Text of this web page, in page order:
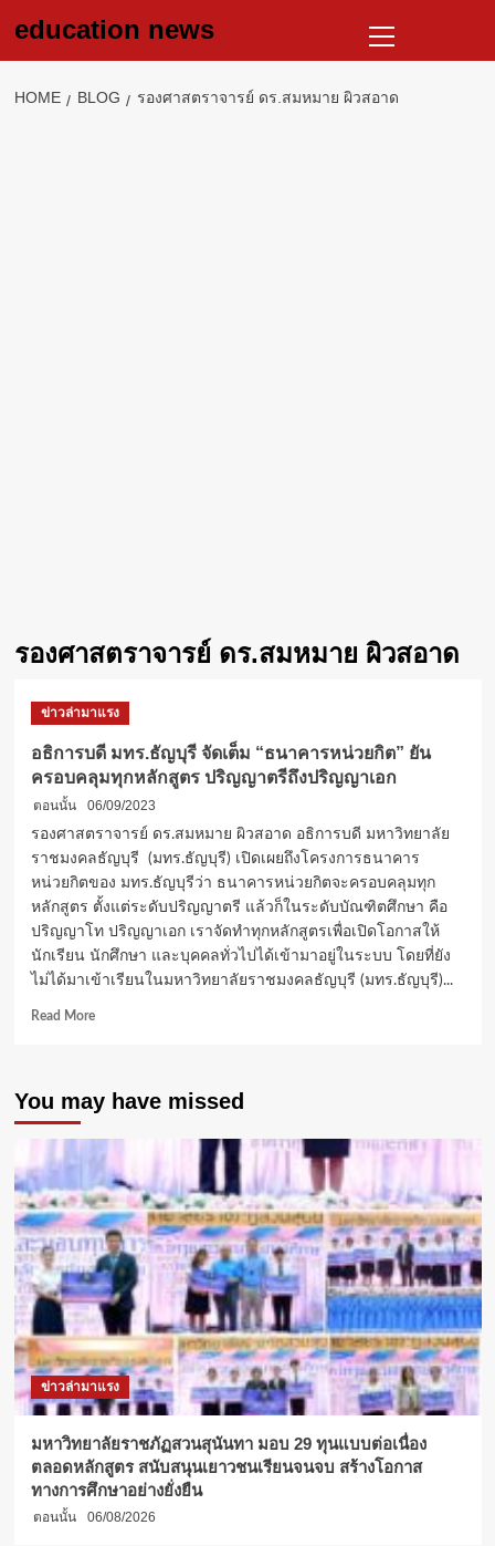
education news
Menu
HOME BLOG รองศาสตราจารย์ ดร.สมหมาย ผิวสอาด
รองศาสตราจารย์ ดร.สมหมาย ผิวสอาด
ข่าวล่ามาแรง
อธิการบดี มทร.ธัญบุรี จัดเต็ม “ธนาคารหน่วยกิต” ยัน
ครอบคลุมทุกหลักสูตร ปริญญาตรีถึงปริญญาเอก
ตอนนั้น
06/09/2023
รองศาสตราจารย์ ดร.สมหมาย ผิวสอาด อธิการบดี มหาวิทยาลัย
ราชมงคลธัญบุรี (มทร.ธัญบุรี) เปิดเผยถึงโครงการธนาคาร
หน่วยกิตของ มทร.ธัญบุรีว่า ธนาคารหน่วยกิตจะครอบคลุมทุก
หลักสูตร ตั้งแต่ระดับปริญญาตรี แล้วก็ในระดับบัณฑิตศึกษา คือ
ปริญญาโท ปริญญาเอก เราจัดทำทุกหลักสูตรเพื่อเปิดโอกาสให้
นักเรียน นักศึกษา และบุคคลทั่วไปได้เข้ามาอยู่ในระบบ โดยที่ยัง
ไม่ได้มาเข้าเรียนในมหาวิทยาลัยราชมงคลธัญบุรี (มทร.ธัญบุรี)...
Read MoreRead
มทร.ธัญบุรี
จัด
เต็ม
หน่วยกิต”
ยัน
ครอบคลุม
ทุก
หลักสูตร
ปริญญา
ตรี
ถึง
ปริญญา
เอก
You may have missed
ข่าวล่ามาแรง
มหาวิทยาลัยราชภัฏสวนสุนันทา มอบ 29 ทุนแบบต่อเนื่อง
ตลอดหลักสูตร สนับสนุนเยาวชนเรียนจนจบ สร้างโอกาส
ทางการศึกษาอย่างยั่งยืน
ตอนนั้น 06/08/2026